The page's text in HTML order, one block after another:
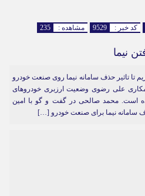
کد خبر : 9529 مشاهده : 235
نیما
تا تاثیر حذف سامانه نیما روی صنعت خودرو
علی رضوی وضعیت ارزبری خودروهای
است. محمد صالحی در گفت و گو با امین
سامانه نیما برای صنعت خودرو […]